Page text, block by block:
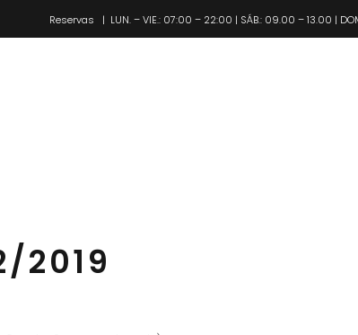
Reservas | LUN. – VIE.: 07:00 – 22:00 | SÁB.: 09.00 – 13.00 |
2019